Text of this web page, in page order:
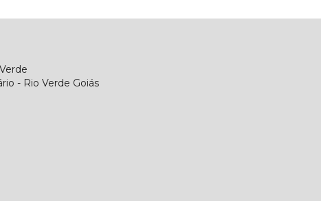
- Rio Verde Goiás